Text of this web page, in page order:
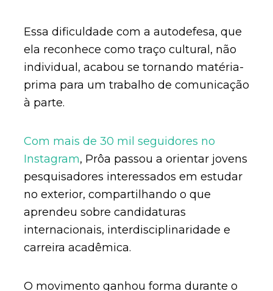
Essa dificuldade com a autodefesa, que
ela reconhece como traço cultural, não
individual, acabou se tornando matéria-
prima para um trabalho de comunicação
à parte.
Com mais de 30 mil seguidores no
Instagram, Prôa passou a orientar jovens
pesquisadores interessados em estudar
no exterior, compartilhando o que
aprendeu sobre candidaturas
internacionais, interdisciplinaridade e
carreira acadêmica.
O movimento ganhou forma durante o